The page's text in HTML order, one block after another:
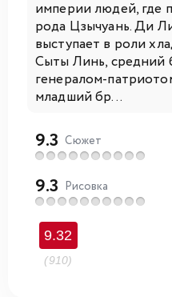
империи людей, где
рода Цзычуань. Ди
выступает в роли
Сыты Линь, средний
генералом-
младший бр...
9.3 Сюжет
9.3 Рисовка
9.32
(910)